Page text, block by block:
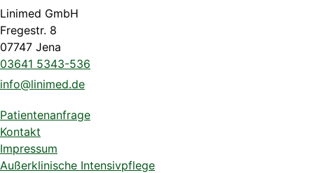
Linimed GmbH
Fregestr. 8
07747 Jena
03641 5343-536
info@linimed.de
Patientenanfrage
Kontakt
Impressum
Außerklinische Intensivpflege